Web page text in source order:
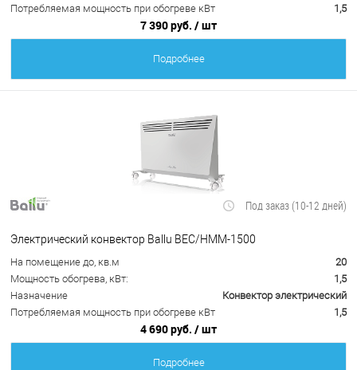
Потребляемая мощность при обогреве кВт
1,5
7 390 руб. / шт
Подробнее
Под заказ (10-12 дней)
Электрический конвектор Ballu BEC/HMM-1500
На помещение до, кв.м
20
Мощность обогрева, кВт:
1,5
Назначение
Конвектор электрический
Потребляемая мощность при обогреве кВт
1,5
4 690 руб. / шт
Подробнее